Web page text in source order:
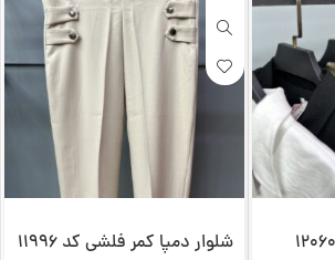
شلوار دمپا کمر فلشی کد 11996